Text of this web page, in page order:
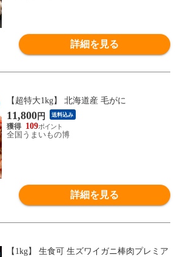
詳細を見る
【超特大1kg】 北海道産 毛がに
11,800円 送料込み
109
全国うまいもの博
詳細を見る
【1kg】 生食可 生ズワイガニ棒肉プレミア